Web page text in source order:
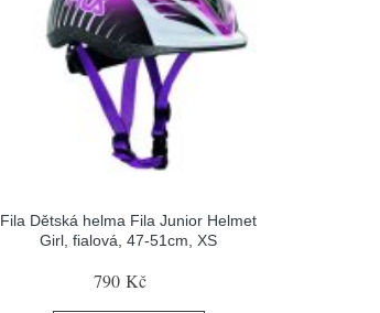
Fila Dětská helma Fila Junior Helmet
Girl, fialová, 47-51cm, XS
790 Kč